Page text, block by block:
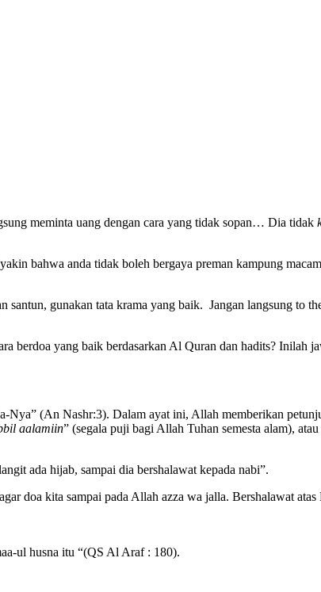
meminta uang dengan cara yang tidak sopan… Dia tidak
bahwa anda tidak boleh bergaya preman kampung
gunakan tata krama yang baik. Jangan langsung to
berdoa yang baik berdasarkan Al Quran dan hadits? Inilah
Nya” (An Nashr:3). Dalam ayat ini, Allah memberikan
aalamiin” (segala puji bagi Allah Tuhan semesta alam),
ada hijab, sampai dia bershalawat kepada nabi”.
doa kita sampai pada Allah azza wa jalla. Bershalawat
ul husna itu “(QS Al Araf : 180).